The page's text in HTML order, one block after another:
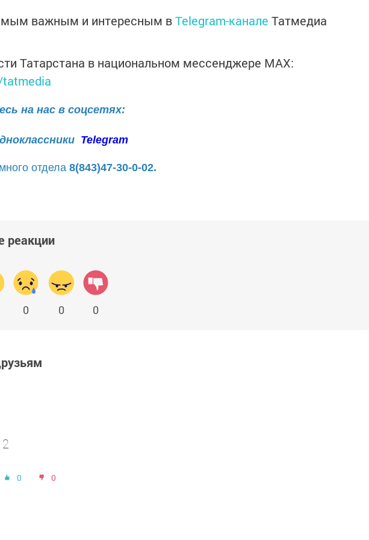
важным и интересным вTelegram-канале Татмедиа
Татарстана в национальном мессенджере MАХ:
на нас в соцсетях:
Telegram
отдела 8(843)47-30-0-02.
реакции
0 0 0
2
0 0